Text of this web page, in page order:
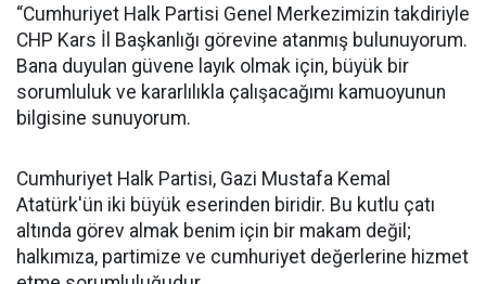
“Cumhuriyet Halk Partisi Genel Merkezimizin takdiriyle
CHP Kars İl Başkanlığı görevine atanmış bulunuyorum.
Bana duyulan güvene layık olmak için, büyük bir
sorumluluk ve kararlılıkla çalışacağımı kamuoyunun
bilgisine sunuyorum.
Cumhuriyet Halk Partisi, Gazi Mustafa Kemal
Atatürk'ün iki büyük eserinden biridir. Bu kutlu çatı
altında görev almak benim için bir makam değil;
halkımıza, partimize ve cumhuriyet değerlerine hizmet